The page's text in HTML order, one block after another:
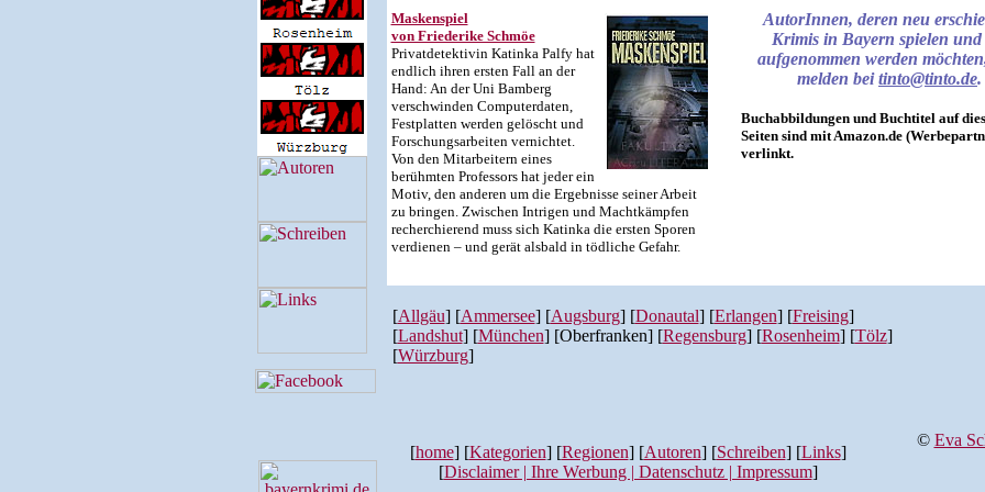
Maskenspiel
von Friederike Schmöe
Privatdetektivin Katinka Palfy hat
endlich ihren ersten Fall an der
Hand: An der Uni Bamberg
verschwinden Computerdaten,
Festplatten werden gelöscht und
Forschungsarbeiten vernichtet.
Von den Mitarbeitern eines
berühmten Professors hat jeder ein
Motiv, den anderen um die Ergebnisse seiner Arbeit
zu bringen. Zwischen Intrigen und Machtkämpfen
recherchierend muss sich Katinka die ersten Sporen
verdienen – und gerät alsbald in tödliche Gefahr.
AutorInnen, deren neu
Krimis in Bayern spielen und
aufgenommen werden
melden beitinto@tinto.de.
Buchabbildungen und Buchtitel auf
Seiten sind mit Amazon.de
verlinkt.
[Allgäu] [Ammersee] [Augsburg] [Donautal] [Erlangen] [Freising]
[Landshut] [München] [Oberfranken] [Regensburg] [Rosenheim] [Tölz]
[Würzburg]
[home] [Kategorien] [Regionen] [Autoren] [Schreiben] [Links]
[Disclaimer | Ihre Werbung | Datenschutz | Impressum]
© Eva